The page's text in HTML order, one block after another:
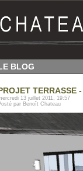
BLOG
TERRASSE
13 juillet 2011, 19:57
par Benoît Chateau